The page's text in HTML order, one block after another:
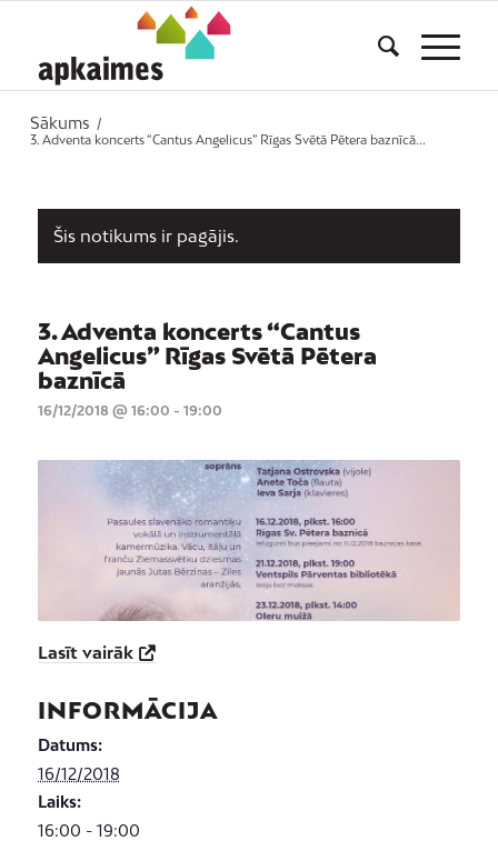
Sākums
/
3. Adventa koncerts “Cantus Angelicus” Rīgas Svētā Pētera baznīcā...
Šis notikums ir pagājis.
3. Adventa koncerts “Cantus
Angelicus” Rīgas Svētā Pētera
baznīcā
16/12/2018 @ 16:00 - 19:00
Lasīt vairāk
INFORMĀCIJA
Datums:
16/12/2018
Laiks:
16:00 - 19:00